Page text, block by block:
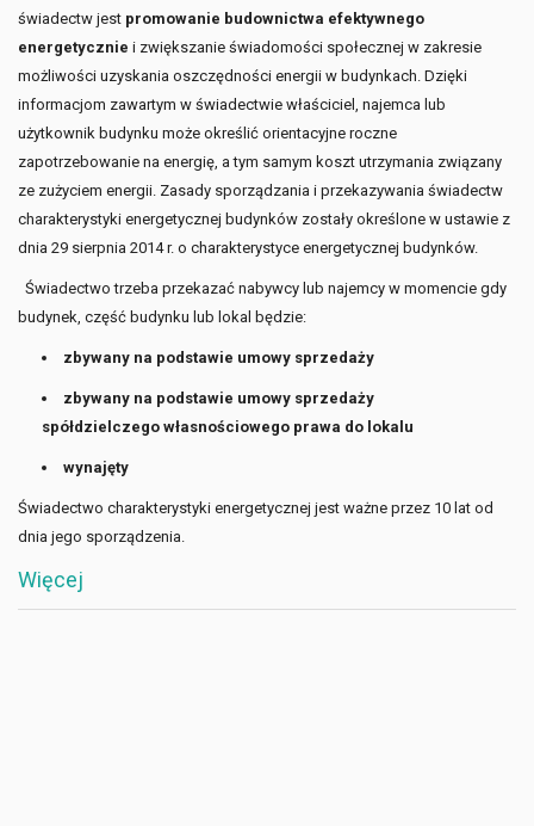
świadectw jest promowanie budownictwa efektywnego
energetycznie i zwiększanie świadomości społecznej w zakresie
możliwości uzyskania oszczędności energii w budynkach. Dzięki
informacjom zawartym w świadectwie właściciel, najemca lub
użytkownik budynku może określić orientacyjne roczne
zapotrzebowanie na energię, a tym samym koszt utrzymania związany
ze zużyciem energii. Zasady sporządzania i przekazywania świadectw
charakterystyki energetycznej budynków zostały określone w ustawie z
dnia 29 sierpnia 2014 r. o charakterystyce energetycznej budynków.
Świadectwo trzeba przekazać nabywcy lub najemcy w momencie gdy
budynek, część budynku lub lokal będzie:
zbywany na podstawie umowy sprzedaży
zbywany na podstawie umowy sprzedaży
spółdzielczego własnościowego prawa do lokalu
wynajęty
Świadectwo charakterystyki energetycznej jest ważne przez 10 lat od
dnia jego sporządzenia.
Więcej